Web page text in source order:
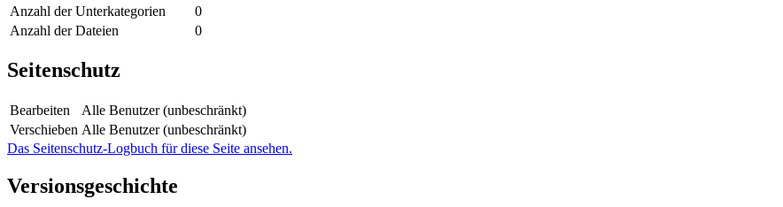
Anzahl der Unterkategorien
0
Anzahl der Dateien
0
Seitenschutz
Bearbeiten
Alle Benutzer (unbeschränkt)
Verschieben Alle Benutzer (unbeschränkt)
Das Seitenschutz-Logbuch für diese Seite ansehen.
Versionsgeschichte